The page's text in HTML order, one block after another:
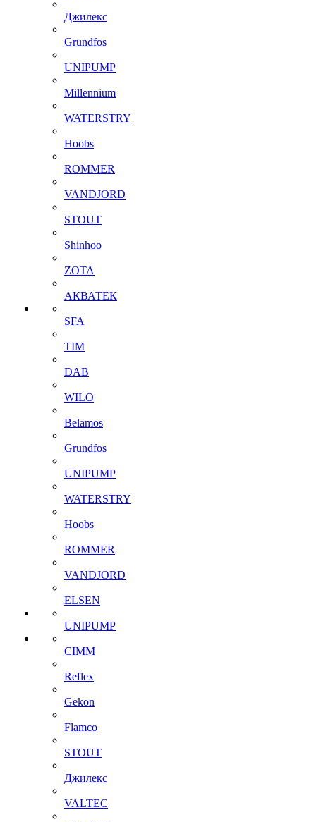
Джилекс
Grundfos
UNIPUMP
Millennium
WATERSTRY
Hoobs
ROMMER
VANDJORD
STOUT
Shinhoo
ZOTA
АКВАТЕК
SFA
TIM
DAB
WILO
Belamos
Grundfos
UNIPUMP
WATERSTRY
Hoobs
ROMMER
VANDJORD
ELSEN
UNIPUMP
CIMM
Reflex
Gekon
Flamco
STOUT
Джилекс
VALTEC